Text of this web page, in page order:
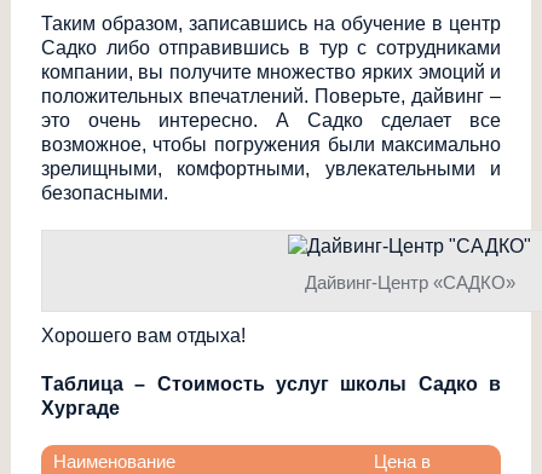
Таким образом, записавшись на обучение в центр
Садко либо отправившись в тур с сотрудниками
компании, вы получите множество ярких эмоций и
положительных впечатлений. Поверьте, дайвинг –
это очень интересно. А Садко сделает все
возможное, чтобы погружения были максимально
зрелищными, комфортными, увлекательными и
безопасными.
Дайвинг-Центр «САДКО»
Хорошего вам отдыха!
Таблица – Стоимость услуг школы Садко в
Хургаде
Наименование
Цена в